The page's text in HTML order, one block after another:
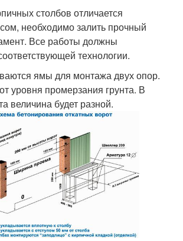
столбов отличается
необходимо залить прочный
Все работы должны
технологии.
ямы для монтажа двух опор.
уровня промерзания грунта. В
величина будет разной.